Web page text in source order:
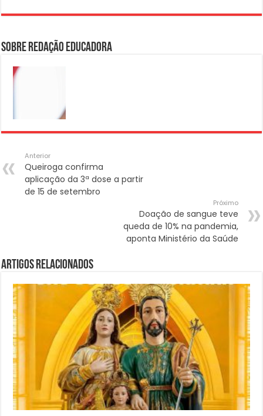
Sobre Redação Educadora
Anterior
Queiroga confirma
aplicação da 3ª dose a partir
de 15 de setembro
Próximo
Doação de sangue teve
queda de 10% na pandemia,
aponta Ministério da Saúde
Artigos Relacionados